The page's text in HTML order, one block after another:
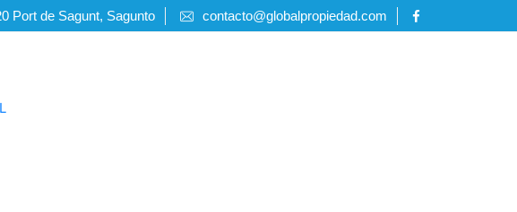
Port de Sagunt, Sagunto contacto@globalpropiedad.com